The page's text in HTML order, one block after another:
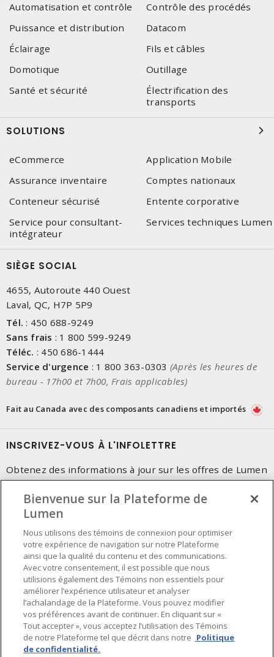
Automatisation et contrôle
Contrôle des procédés
Puissance et distribution
Datacom
Éclairage
Fils et câbles
Domotique
Outillage
Santé et sécurité
Électrification des
transports
SOLUTIONS
eCommerce
Application Mobile
Assurance inventaire
Comptes nationaux
Conteneur sécurisé
Entente corporative
Service pour consultant-
intégrateur
Services techniques Lumen
SIÈGE SOCIAL
4655, Autoroute 440 Ouest
Laval, QC, H7P 5P9
Tél. : 450 688-9249
Sans frais : 1 800 599-9249
Téléc. : 450 686-1444
Service d'urgence : 1 800 363-0303 (Après les heures de
bureau - 17h00 et 7h00, Frais applicables)
Fait au Canada avec des composants canadiens et importés
INSCRIVEZ-VOUS À L'INFOLETTRE
Obtenez des informations à jour sur les offres de Lumen
Préférences en matière de cookies
Bienvenue sur la Plateforme de
Lumen
Nous utilisons des témoins de connexion pour optimiser
votre expérience de navigation sur notre Plateforme
ainsi que la qualité du contenu et des communications.
Avec votre consentement, il est possible que nous
utilisions également des Témoins non essentiels pour
améliorer l’expérience utilisateur et analyser
l’achalandage de la Plateforme. Vous pouvez modifier
vos préférences avant de continuer. En cliquant sur «
Tout accepter », vous acceptez l’utilisation des Témoins
de notre Plateforme tel que décrit dans notre Politique
de confidentialité.